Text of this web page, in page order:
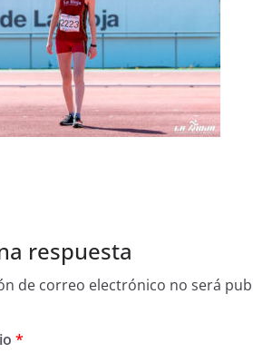
respuesta
de correo electrónico no será
*